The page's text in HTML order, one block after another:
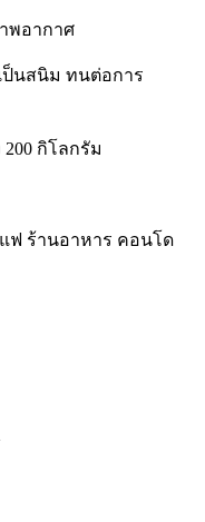
พอากาศ
ป็นสนิม ทนต่อการ
กิโลกรัม
ฟ ร้านอาหาร คอนโด